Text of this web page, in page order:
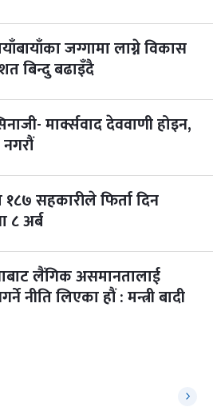
जग्गामा लाग्ने विकास
बिन्दु बढाइँदै
मार्क्सवाद देववाणी होइन,
सहकारीले फिर्ता दिन
अर्ब
लैंगिक असमानतालाई
नीति लिएका हौं : मन्त्री बादी